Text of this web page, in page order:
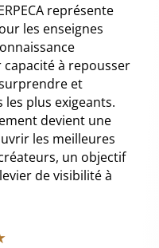
représente
les enseignes
à repousser
et
plus exigeants.
devient une
les meilleures
un objectif
de visibilité à